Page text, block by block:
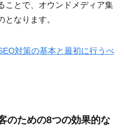
ことで、オウンドメディア集
なります。
対策の基本と最初に行うべ
のための8つの効果的な